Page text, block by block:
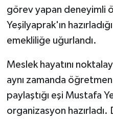
görev yapan deneyimli
Yeşilyaprak'ın
emekliliğe uğurlandı.
Meslek hayatını
aynı zamanda öğretmen
paylaştığı eşi Mustafa
organizasyon